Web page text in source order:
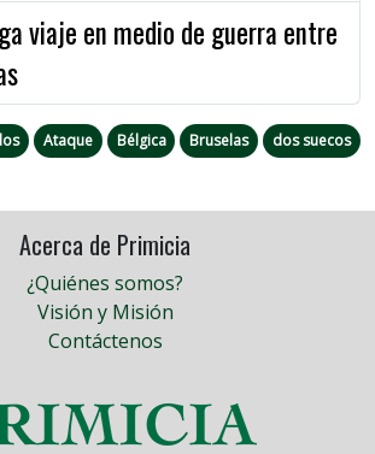
viaje en medio de guerra entre
Ataque Bélgica Bruselas
dos suecos
Acerca de Primicia
¿Quiénes somos?
Visión y Misión
Contáctenos